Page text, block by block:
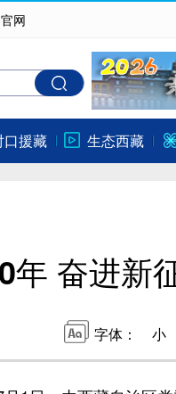
网
口援藏 生态西藏
年 奋进新
字体： 小